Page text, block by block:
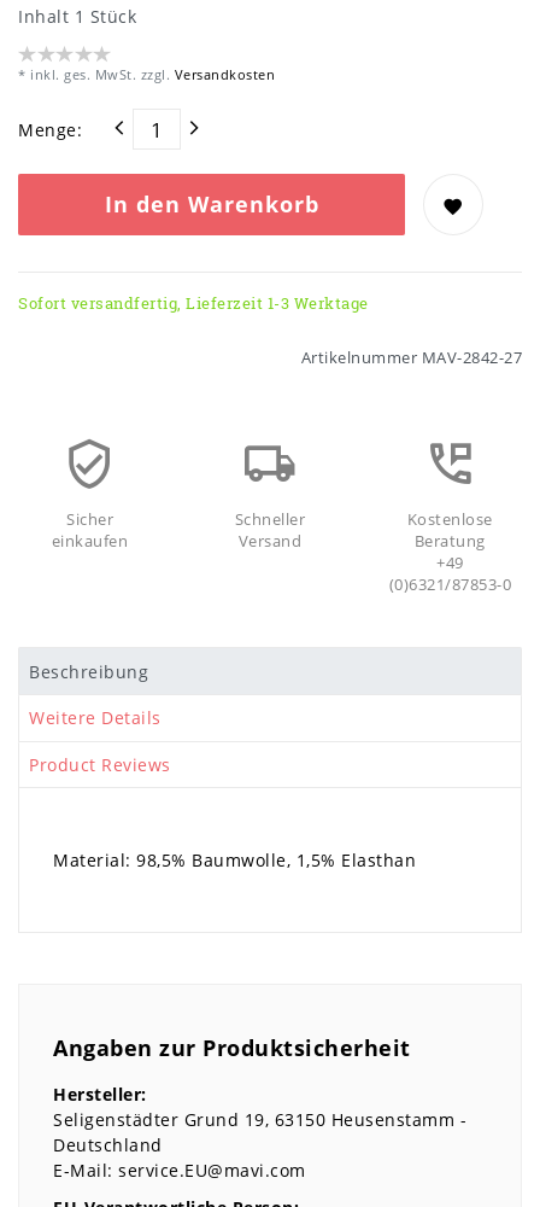
Inhalt 1 Stück
* inkl. ges. MwSt. zzgl. Versandkosten
Menge:
In den Warenkorb
Sofort versandfertig, Lieferzeit 1-3 Werktage
Artikelnummer MAV-2842-27
Sicher
einkaufen
Schneller
Versand
Kostenlose
Beratung
+49
(0)6321/87853-0
Beschreibung
Weitere Details
Product Reviews
Material: 98,5% Baumwolle, 1,5% Elasthan
Angaben zur Produktsicherheit
Hersteller:
Seligenstädter Grund 19 63150 Heusenstamm
Deutschland
E-Mail: service.EU@mavi.com